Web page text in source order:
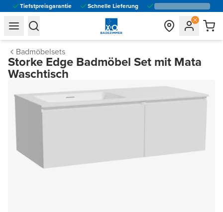
Tiefstpreisgarantie Schnelle Lieferung
general.navigation.toggle_menu.label
general.navigation.toggle_menu.label
Badmöbelsets
Storke Edge Badmöbel Set mit Mata
Waschtisch